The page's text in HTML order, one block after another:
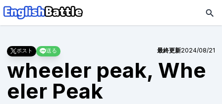
ポスト 送る 最終更新2024/08/21
wheeler peak, Whe
eler Peak